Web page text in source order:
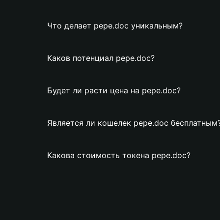
Что делает pepe.doc уникальным?
Каков потенциал pepe.doc?
Будет ли расти цена на pepe.doc?
Является ли кошелек pepe.doc
Какова стоимость токена pepe.doc?